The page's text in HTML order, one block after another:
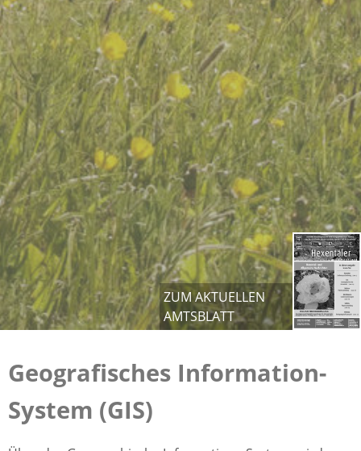
ZUM AKTUELLEN
AMTSBLATT
Geografisches Information-
System (GIS)